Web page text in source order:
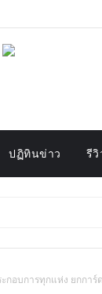
ปฏิทินข่าว รีวิ
กอบการทุกแห่ง ยกกา